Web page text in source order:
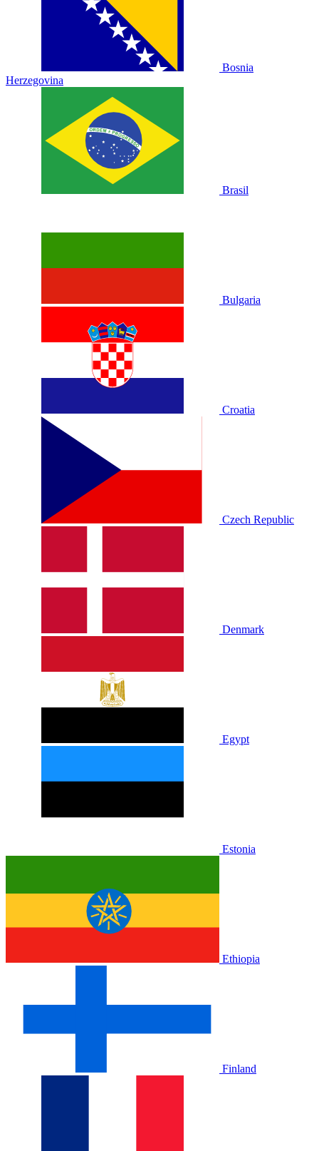
Bosnia
Herzegovina
Brasil
Bulgaria
Croatia
Czech Republic
Denmark
Egypt
Estonia
Ethiopia
Finland